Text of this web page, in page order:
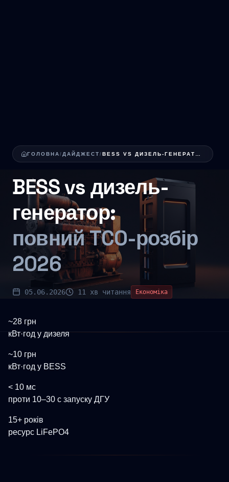
ГОЛОВНА/ДАЙДЖЕСТ/ BESS VS ДИЗЕЛЬ-ГЕНЕРАТОР: ПОВНИЙ TCO-РОЗБІР 202...
BESS vs дизель-
генератор:
повний TCO-розбір
2026
05.06.2026 11 хв читання Економіка
~28 грн
кВт·год у дизеля
~10 грн
кВт·год у BESS
< 10 мс
проти 10–30 с запуску ДГУ
15+ років
ресурс LiFePO4